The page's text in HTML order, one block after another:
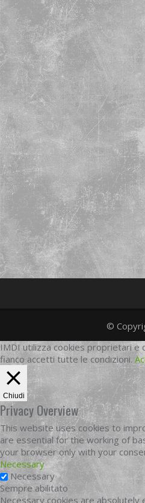
©
IMDI utilizza cookies proprietari e
fianco accetti tutte le condizioni.
Chiudi
Privacy Overview
This website uses cookies to
are essential for the working of
your browser only with your
Necessary
Necessary
Sempre abilitato
Necessary cookies are